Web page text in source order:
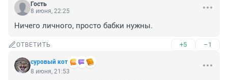
Гость
8 июня, 22:25
Ничего личного, просто бабки нужны.
ОТВЕТИТЬ +5 –1
суровый кот
8 июня, 21:53